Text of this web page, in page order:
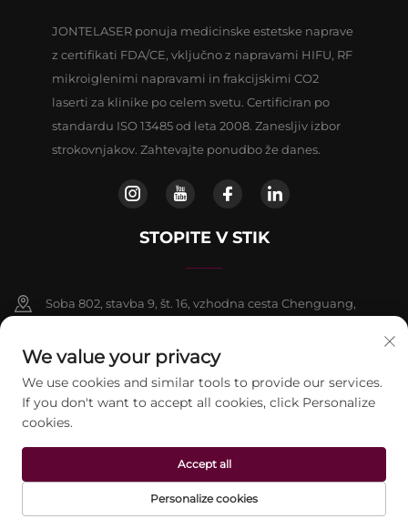
JONTELASER ponuja medicinske estetske naprave
z certifikati FDA/CE, vključno z napravami HIFU, RF
mikroiglenimi napravami in frakcijskimi CO2
laserti za klinike po celem svetu. Certificiran po
standardu ISO 13485 od leta 2008. Zanesljiv izbor
strokovnjakov. Zahtevajte ponudbo že danes.
STOPITE V STIK
Soba 802, stavba 9, št. 16, vzhodna cesta Chenguang,
+86-13911459627
[email protected]
Avtorske pravice © 2026 beijing Jontelaser Technology CO.,LTD. Vse
pravice pridržane. Politika zasebnosti
We value your privacy
We use cookies and similar tools to provide our services.
If you don't want to accept all cookies, click Personalize
cookies.
Personalize cookies
Accept all